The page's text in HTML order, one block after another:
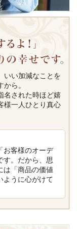
いい加減なことを
ら。
名された時ほど嬉
様一人ひとり真心
お客様のオーデ
す。だから、思
は「商品の価値
ように心がけて